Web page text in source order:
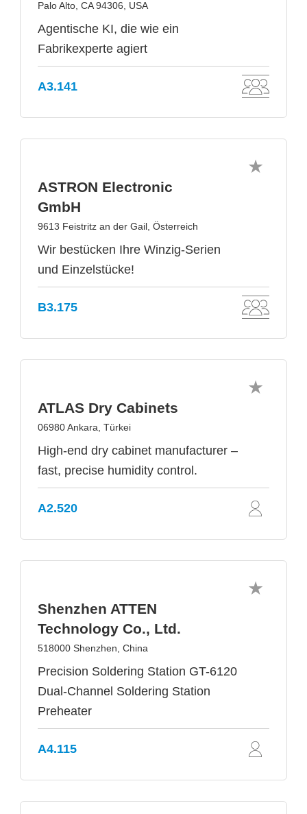
Palo Alto, CA 94306, USA
Agentische KI, die wie ein
Fabrikexperte agiert
A3.141
ASTRON Electronic
GmbH
9613 Feistritz an der Gail, Österreich
Wir bestücken Ihre Winzig-Serien
und Einzelstücke!
B3.175
ATLAS Dry Cabinets
06980 Ankara, Türkei
High-end dry cabinet manufacturer –
fast, precise humidity control.
A2.520
Shenzhen ATTEN
Technology Co., Ltd.
518000 Shenzhen, China
Precision Soldering Station GT-6120
Dual-Channel Soldering Station
Preheater
A4.115